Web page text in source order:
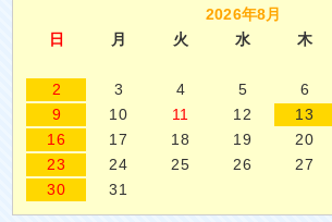
2026年8月
日
月 火 水 木
2
3 4 5 6
9
10 11 12 13
16
17 18 19 20
23
24 25 26 27
30
31